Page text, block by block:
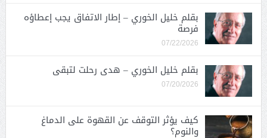
بقلم خليل الخوري – إطار الاتفاق يجب إعطاؤه
فرصة
07/22/2026
بقلم خليل الخوري – هدى رحلت لتبقى
07/20/2026
كيف يؤثر التوقف عن القهوة على الدماغ
والنوم؟